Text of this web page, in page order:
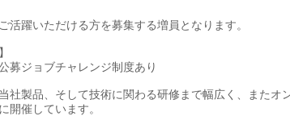
躍いただける方を募集する増員となります。
募ジョブチャレンジ制度あり
社製品、そして技術に関わる研修まで幅広く、またオ
開催しています。